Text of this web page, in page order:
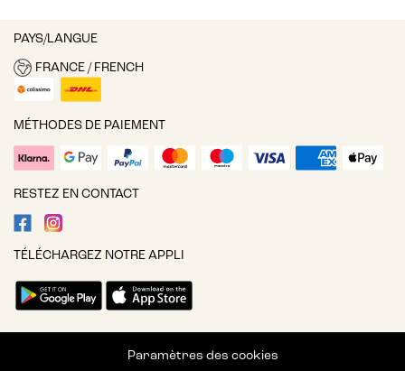
PAYS/LANGUE
FRANCE / FRENCH
MÉTHODES DE PAIEMENT
RESTEZ EN CONTACT
TÉLÉCHARGEZ NOTRE APPLI
Paramètres des cookies